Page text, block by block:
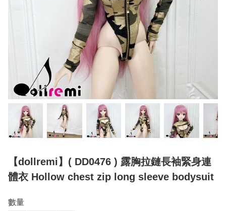
【dollremi】( DD0476 ) 露胸拉鏈長袖緊身連
體衣 Hollow chest zip long sleeve bodysuit
數量